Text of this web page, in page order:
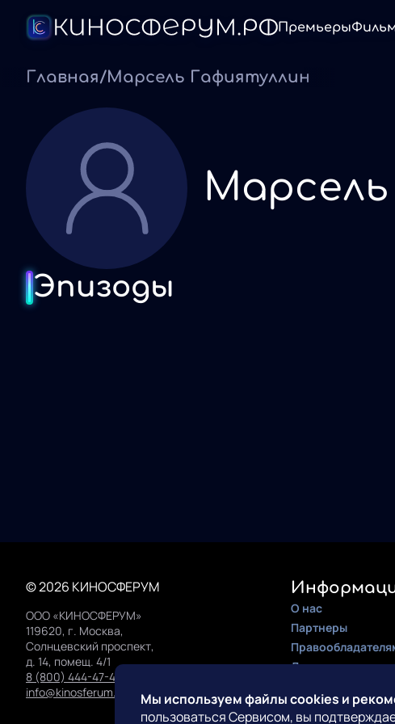
Премьеры
Главная/Марсель Гафиятуллин
Эпизоды
Мы используем файлы cookies и
пользоваться Сервисом, вы
© 2026 КИНОСФЕРУМ
ООО «КИНОСФЕРУМ»
119620, г. Москва,
Солнцевский проспект,
д. 14, помещ. 4/1
8 (800) 444-47-42
info@kinosferum.org
О нас
Партнеры
Документация